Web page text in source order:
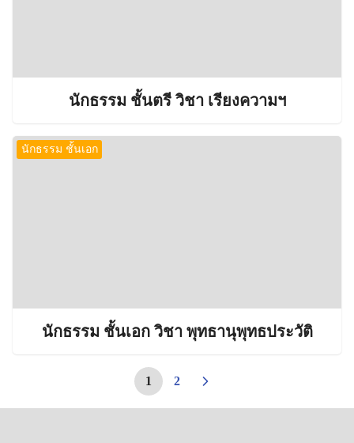
นักธรรม ชั้นตรี วิชา เรียงความฯ
นักธรรม ชั้นเอก
นักธรรม ชั้นเอก วิชา พุทธานุพุทธประวัติ
1 2